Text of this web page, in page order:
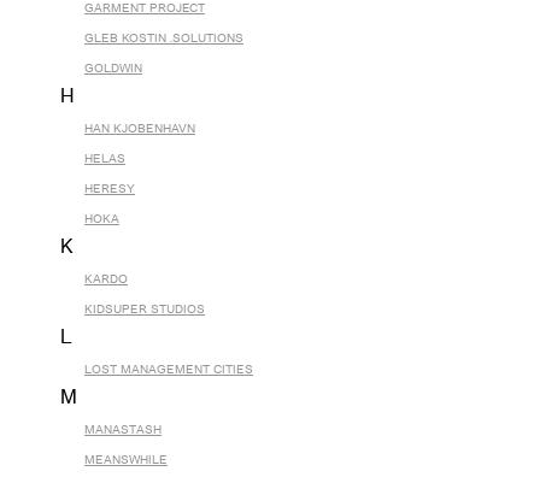
GARMENT PROJECT
GLEB KOSTIN .SOLUTIONS
GOLDWIN
H
HAN KJOBENHAVN
HELAS
HERESY
HOKA
K
KARDO
KIDSUPER STUDIOS
L
LOST MANAGEMENT CITIES
M
MANASTASH
MEANSWHILE